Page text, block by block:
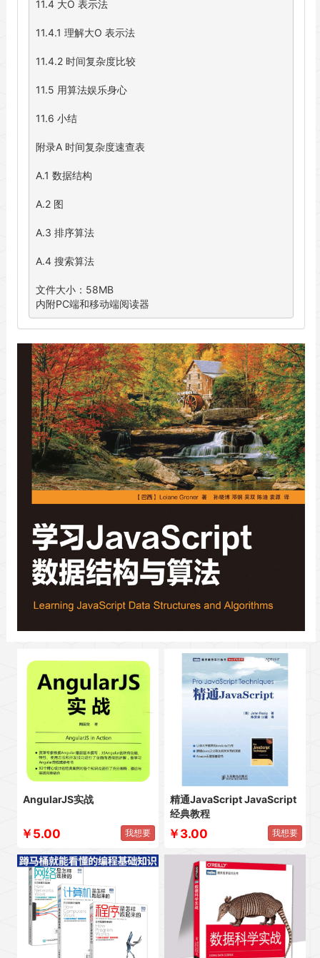
11.4 大O 表示法
11.4.1 理解大O 表示法
11.4.2 时间复杂度比较
11.5 用算法娱乐身心
11.6 小结
附录A 时间复杂度速查表
A.1 数据结构
A.2 图
A.3 排序算法
A.4 搜索算法
文件大小：58MB
内附PC端和移动端阅读器
AngularJS实战
￥5.00 我想要
精通JavaScript JavaScript
经典教程
￥3.00 我想要